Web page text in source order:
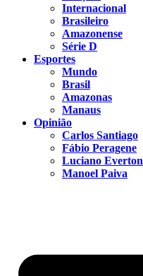
Internacional
Brasileiro
Amazonense
Série D
Esportes
Mundo
Brasil
Amazonas
Manaus
Opinião
Carlos Santiago
Fábio Peragene
Luciano Everton
Manoel Paiva